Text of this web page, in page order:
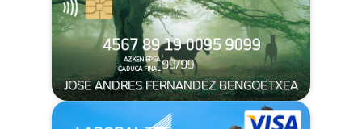
JOSE ANDRES FERNANDEZ BENGOETXEA